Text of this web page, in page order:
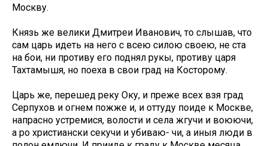
Москву.
Князь же велики Дмитреи Иванович, то слышав, что
сам царь идеть на него с всею силою своею, не ста
на бои, ни противу его поднял рукы, противу царя
Тахтамышя, но поеха в свои град на Косторому.
Царь же, перешед реку Оку, и преже всех взя град
Серпухов и огнем пожже и, и оттуду поиде к Москве,
напрасно устремися, волости и села жгучи и воюючи,
а ро христиански секучи и убиваю- чи, а иныя люди в